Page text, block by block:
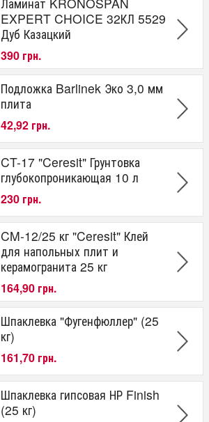
EXPERT CHOICE 32КЛ 5529
Дуб Казацкий
390 грн.
Подложка Barlinek Эко 3,0 мм
плита
42,92 грн.
CT-17 "Ceresit" Грунтовка
глубокопроникающая 10 л
230 грн.
CM-12/25 кг "Ceresit" Клей
для напольных плит и
керамогранита 25 кг
164,90 грн.
Шпаклевка "Фугенфюллер" (25
кг)
161,70 грн.
Шпаклевка гипсовая НР Finish
(25 кг)